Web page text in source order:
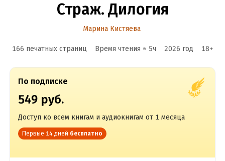
Страж. Дилогия
Марина Кистяева
166 печатных страниц Время чтения ≈ 5ч 2026 год 18+
По подписке
549 руб.
Доступ ко всем книгам и аудиокнигам от 1 месяца
Первые 14 дней бесплатно